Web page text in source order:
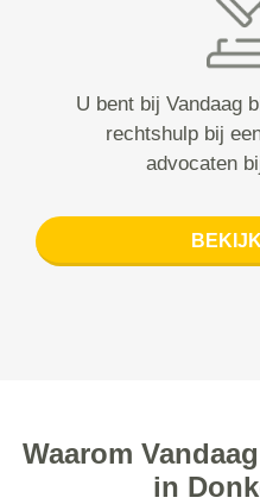
U bent bij Vandaag
rechtshulp bij
advocaten
Waarom
in